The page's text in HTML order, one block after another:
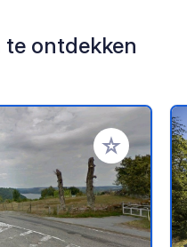
te ontdekken
Voeg toe